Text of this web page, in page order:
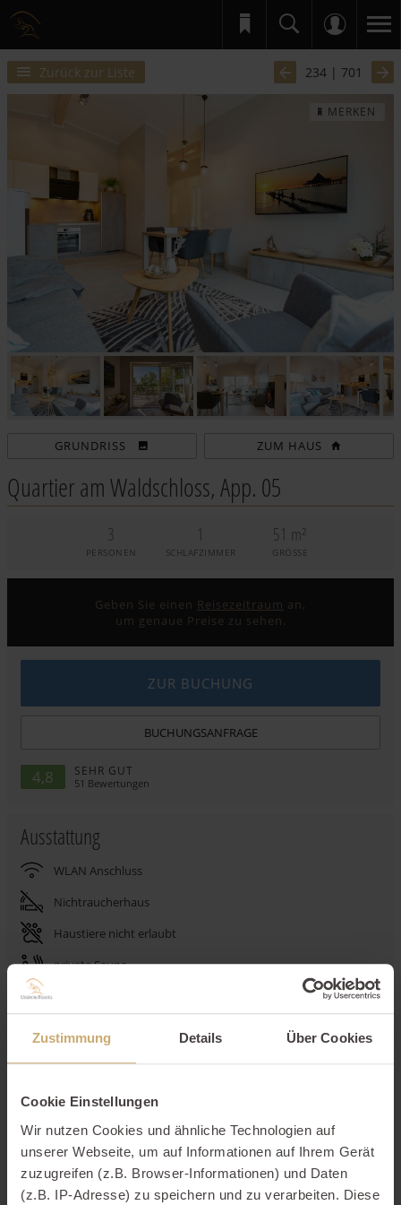
Zustimmung Details Über Cookies
Cookie Einstellungen
Wir nutzen Cookies und ähnliche Technologien auf
unserer Webseite, um auf Informationen auf Ihrem Gerät
zuzugreifen (z.B. Browser-Informationen) und Daten
(z.B. IP-Adresse) zu speichern und zu verarbeiten. Diese
Zurück zur Liste 234 | 701
MERKEN
ZUM HAUS
Quartier am Waldschloss, App. 05
3
PERSONEN
1
SCHLAFZIMMER
51 m²
GRÖSSE
Geben Sie einen Reisezeitraum an,
um genaue Preise zu sehen.
ZUR BUCHUNG
BUCHUNGSANFRAGE
4,8 SEHR GUT
51 Bewertungen
Ausstattung
WLAN Anschluss
Nichtraucherhaus
Haustiere nicht erlaubt
private Sauna
Beschreibung